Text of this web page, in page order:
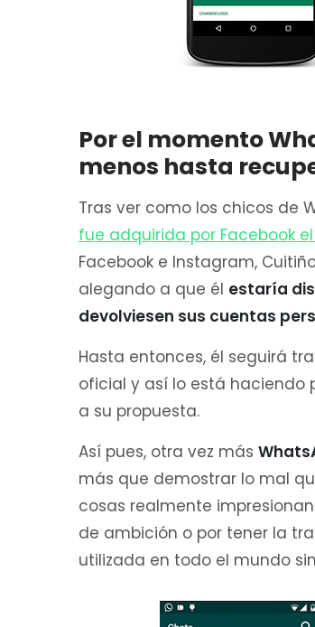
Por el momento
menos hasta
Tras ver como los chicos de
fue adquirida por Facebook
Facebook e Instagram,
alegando a que él estaría
devolviesen sus cuentas
Hasta entonces, él seguirá
oficial y así lo está haciendo
a su propuesta.
Así pues, otra vez más
más que demostrar lo mal
cosas realmente
de ambición o por tener la
utilizada en todo el mundo